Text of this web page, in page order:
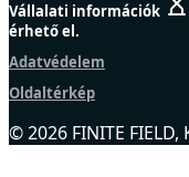
Vállalati információk
érhető el.
Adatvédelem
Oldaltérkép
© 2026 FINITE FIELD,